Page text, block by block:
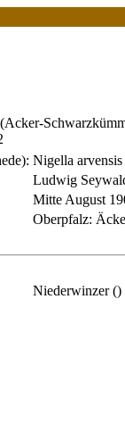
(Acker-
Nigella
Ludwig
Mitte August
Oberpfalz:
Niederwinzer ()